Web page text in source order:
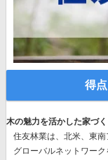
得
木の魅力を活かした家づく
住友林業は、北米、東
グローバルネットワー